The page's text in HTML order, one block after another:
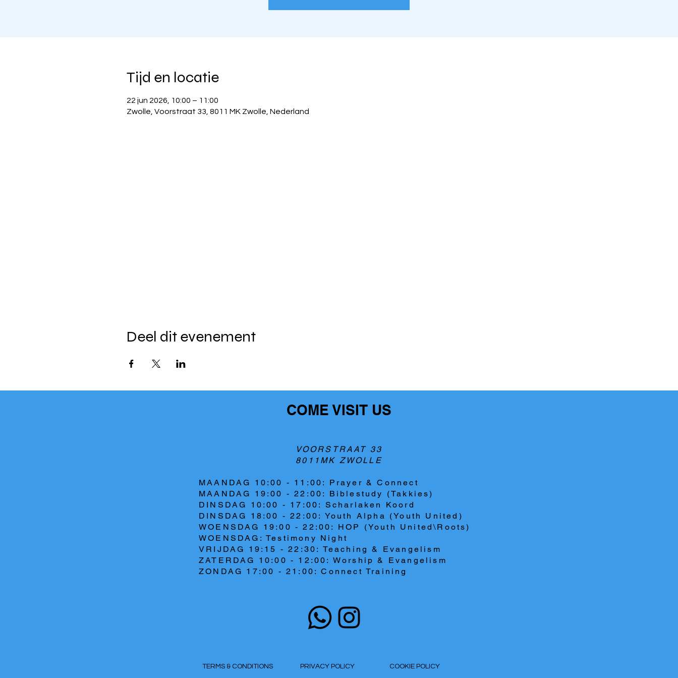
Tijd en locatie
22 jun 2026, 10:00 – 11:00
Zwolle, Voorstraat 33, 8011 MK Zwolle, Nederland
Deel dit evenement
COME VISIT US
VOORSTRAAT 33
8011MK ZWOLLE
MAANDAG 10:00 - 11:00: Prayer & Connect
MAANDAG 19:00 - 22:00: Biblestudy (Takkies)
DINSDAG 10:00 - 17:00: Scharlaken Koord
DINSDAG 18:00 - 22:00: Youth Alpha (Youth United)
WOENSDAG 19:00 - 22:00: HOP (Youth United\Roots)
WOENSDAG: Testimony Night
VRIJDAG 19:15 - 22:30: Teaching & Evangelism
ZATERDAG 10:00 - 12:00: Worship & Evangelism
ZONDAG 17:00 - 21:00: Connect Training
TERMS & CONDITIONS PRIVACY POLICY COOKIE POLICY